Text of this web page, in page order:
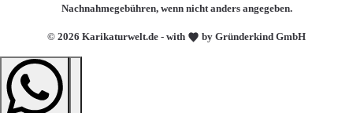
© 2026 Karikaturwelt.de - with by Gründerkind GmbH
Nachnahmegebühren, wenn nicht anders angegeben.